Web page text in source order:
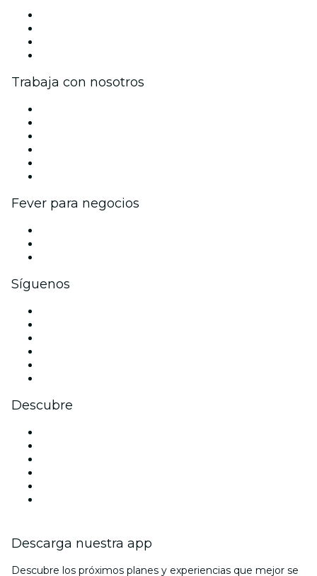
Trabaja con nosotros
Fever para negocios
Síguenos
Descubre
Descarga nuestra app
Descubre los próximos planes y experiencias que mejor se